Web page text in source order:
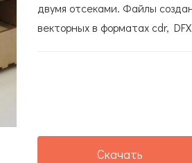
двумя отсеками. Файлы
векторных в форматах cdr,
Скачать